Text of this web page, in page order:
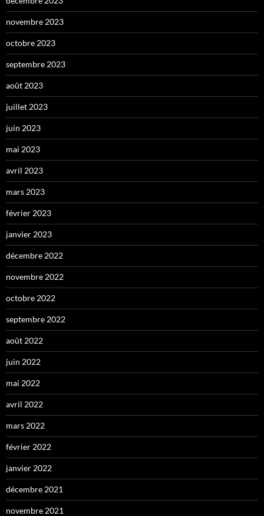
novembre 2023
octobre 2023
septembre 2023
août 2023
juillet 2023
juin 2023
mai 2023
avril 2023
mars 2023
février 2023
janvier 2023
décembre 2022
novembre 2022
octobre 2022
septembre 2022
août 2022
juin 2022
mai 2022
avril 2022
mars 2022
février 2022
janvier 2022
décembre 2021
novembre 2021